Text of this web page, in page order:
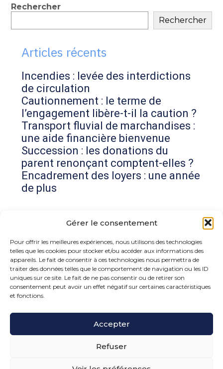
Gérer le consentement
Pour offrir les meilleures expériences, nous utilisons des technologies
telles que les cookies pour stocker et/ou accéder aux informations des
appareils. Le fait de consentir à ces technologies nous permettra de
traiter des données telles que le comportement de navigation ou les ID
uniques sur ce site. Le fait de ne pas consentir ou de retirer son
consentement peut avoir un effet négatif sur certaines caractéristiques
et fonctions.
Accepter
Refuser
Blog
sidebar
Rechercher
Rechercher
Articles récents
Incendies : levée des interdictions
de circulation
Cautionnement : le terme de
l’engagement libère-t-il la caution ?
Transport fluvial de marchandises :
une aide financière bienvenue
Succession : les donations du
parent renonçant comptent-elles ?
Encadrement des loyers : une année
de plus
Commentaires récents
Aucun commentaire à afficher.
15 rue de la Bonne Rencontre – 77860 Quincy
Voisins